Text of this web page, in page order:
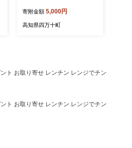
83
寄附金額 5,000円
高知県四万十町
ト お取り寄せ レンチン レンジでチン
ト お取り寄せ レンチン レンジでチン